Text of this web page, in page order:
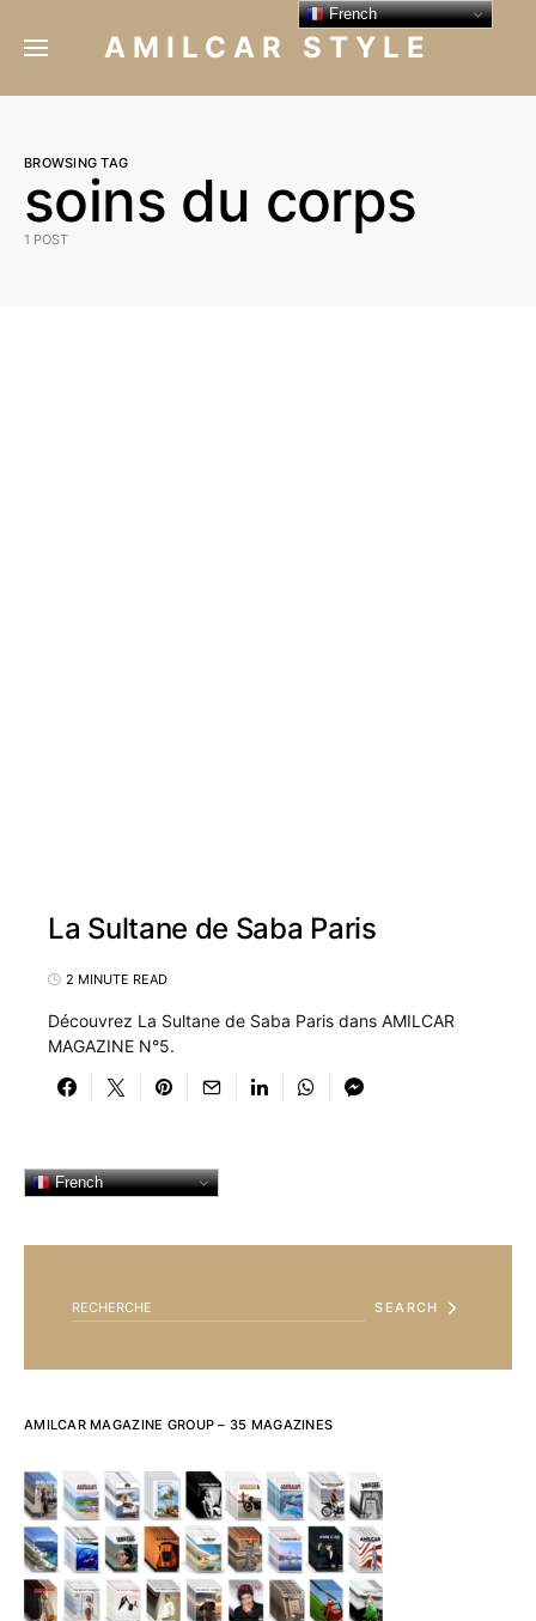
AMILCAR STYLE
BROWSING TAG
soins du corps
1 POST
La Sultane de Saba Paris
2 MINUTE READ
Découvrez La Sultane de Saba Paris dans AMILCAR
MAGAZINE N°5.
French
SEARCH
AMILCAR MAGAZINE GROUP – 35 MAGAZINES
French